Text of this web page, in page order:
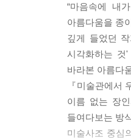
“마음속에 내
아름다움을 종
깊게 들었던
시각화하는 것
바라본 아름다
『미술관에서
이름 없는 장
들여다보는 방
미술사조 중심